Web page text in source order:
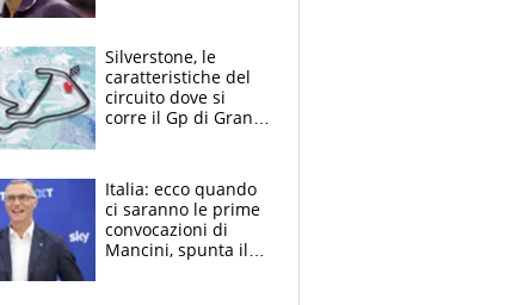
tutto"
Silverstone, le
caratteristiche del
circuito dove si
corre il Gp di Gran
Italia: ecco quando
ci saranno le prime
convocazioni di
Mancini, spunta il